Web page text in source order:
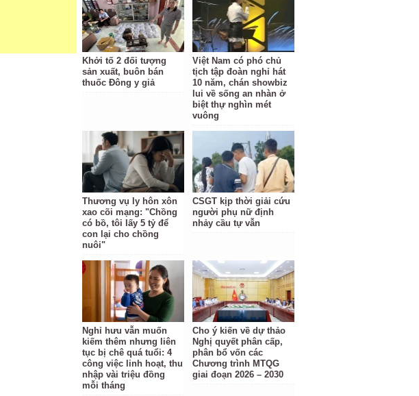
Khởi tố 2 đối tượng
sản xuất, buôn bán
thuốc Đông y giả
Việt Nam có phó chủ
tịch tập đoàn nghỉ hát
10 năm, chán showbiz
lui về sống an nhàn ở
biệt thự nghìn mét
vuông
Thương vụ ly hôn xôn
xao cõi mạng: "Chồng
có bồ, tôi lấy 5 tỷ để
con lại cho chồng
nuôi"
CSGT kịp thời giải cứu
người phụ nữ định
nhảy cầu tự vẫn
Nghỉ hưu vẫn muốn
kiếm thêm nhưng liên
tục bị chê quá tuổi: 4
công việc linh hoạt, thu
nhập vài triệu đồng
mỗi tháng
Cho ý kiến về dự thảo
Nghị quyết phân cấp,
phân bổ vốn các
Chương trình MTQG
giai đoạn 2026 – 2030